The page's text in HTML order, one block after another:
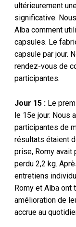
ultérieurement
significative.
Alba comment
capsules. Le
capsule par jour.
rendez-vous de
participantes.
Jour 15 : Le
le 15e jour. Nous
participantes de
résultats étaient
prise, Romy avait
perdu 2,2 kg.
entretiens
Romy et Alba ont
amélioration de
accrue au